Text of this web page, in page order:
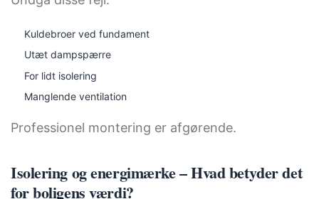
Kuldebroer ved fundament
Utæt dampspærre
For lidt isolering
Manglende ventilation
Professionel montering er afgørende.
Isolering og energimærke – Hvad betyder det
for boligens værdi?